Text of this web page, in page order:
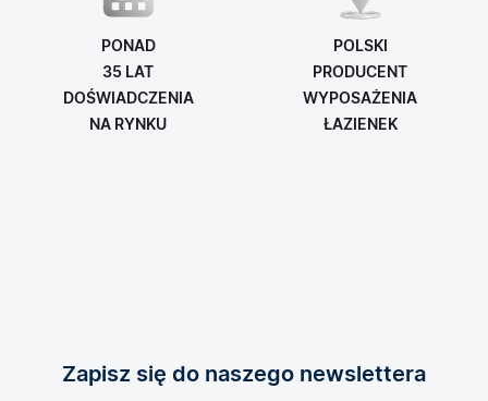
PONAD
35 LAT
DOŚWIADCZENIA
NA RYNKU
POLSKI
PRODUCENT
WYPOSAŻENIA
ŁAZIENEK
Zapisz się do naszego newslettera